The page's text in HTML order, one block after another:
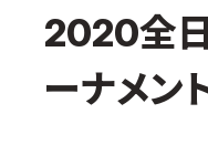
2020全
ーナメン